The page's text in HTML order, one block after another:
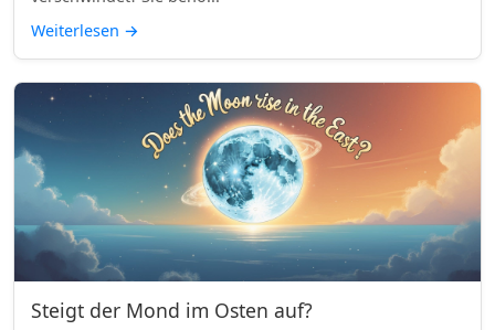
Weiterlesen →
Steigt der Mond im Osten auf?